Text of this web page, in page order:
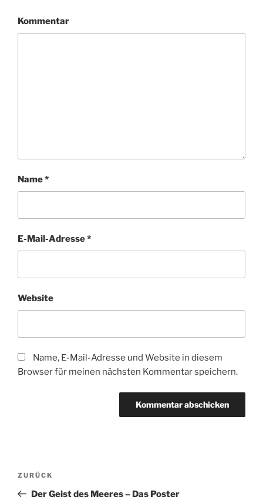
Kommentar
Name*
E-Mail-Adresse*
Website
Name, E-Mail-Adresse und Website in diesem
Browser für meinen nächsten Kommentar speichern.
Beitragsnavigation
Vorheriger
Beitrag
ZURÜCK
Der Geist des Meeres – Das Poster